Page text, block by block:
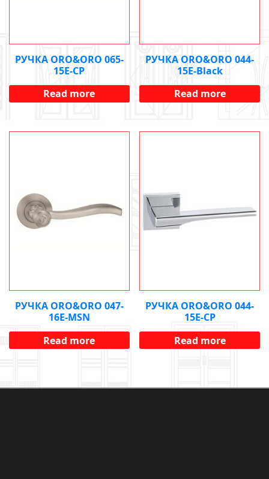
РУЧКА ORO&ORO 065-
15E-CP
Read more
РУЧКА ORO&ORO 044-
15E-Black
Read more
РУЧКА ORO&ORO 047-
16E-MSN
Read more
РУЧКА ORO&ORO 044-
15E-CP
Read more